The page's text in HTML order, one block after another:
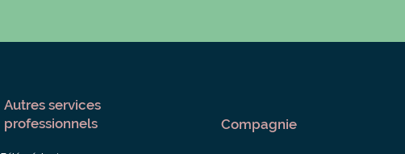
Autres services
professionnels
Compagnie